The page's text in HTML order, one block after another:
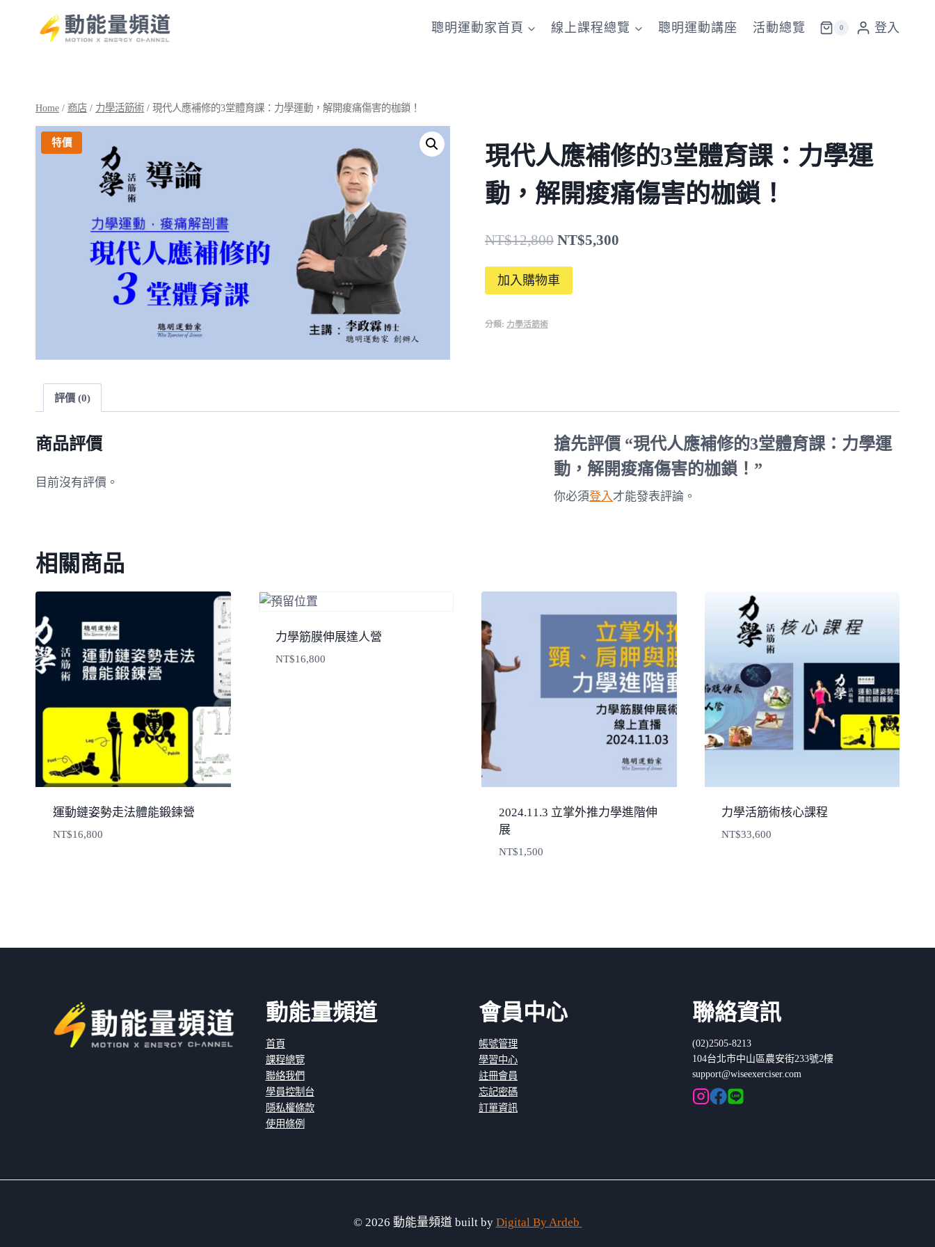
聰明運動家首頁 線上課程總覽 聰明運動講座 活動總覽 0 登入
Home / 商店 / 力學活筋術 / 現代人應補修的3堂體育課：力學運動，解開痠痛傷害的枷鎖！
特價
現代人應補修的3堂體育課：力學運
動，解開痠痛傷害的枷鎖！
NT$12,800 原
始
價
NT$5,300目
代
應
開
痛
傷
害
的
枷
鎖！
數
量
加入購物車
分類: 力學活筋術
評價 (0)
商品評價
目前沒有評價。
搶先評價 “現代人應補修的3堂體育課：力學運
動，解開痠痛傷害的枷鎖！”
你必須登入才能發表評論。
相關商品
運動鏈姿勢走法體能鍛鍊營
NT$16,800
力學筋膜伸展達人營
NT$16,800
2024.11.3 立掌外推力學進階伸
展
NT$1,500
力學活筋術核心課程
NT$33,600
動能量頻道
首頁
課程總覽
聯絡我們
學員控制台
隱私權條款
使用條例
會員中心
帳號管理
學習中心
註冊會員
忘記密碼
訂單資訊
聯絡資訊
(02)2505-8213
104台北市中山區農安街233號2樓
support@wiseexerciser.com
© 2026 動能量頻道 built by Digital By Ardeb